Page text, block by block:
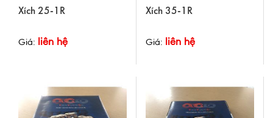
Xích 25-1R
Giá: liên hệ
Xích 35-1R
Giá: liên hệ